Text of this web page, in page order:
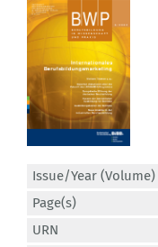
Issue/Year (Volume)
Page(s)
URN